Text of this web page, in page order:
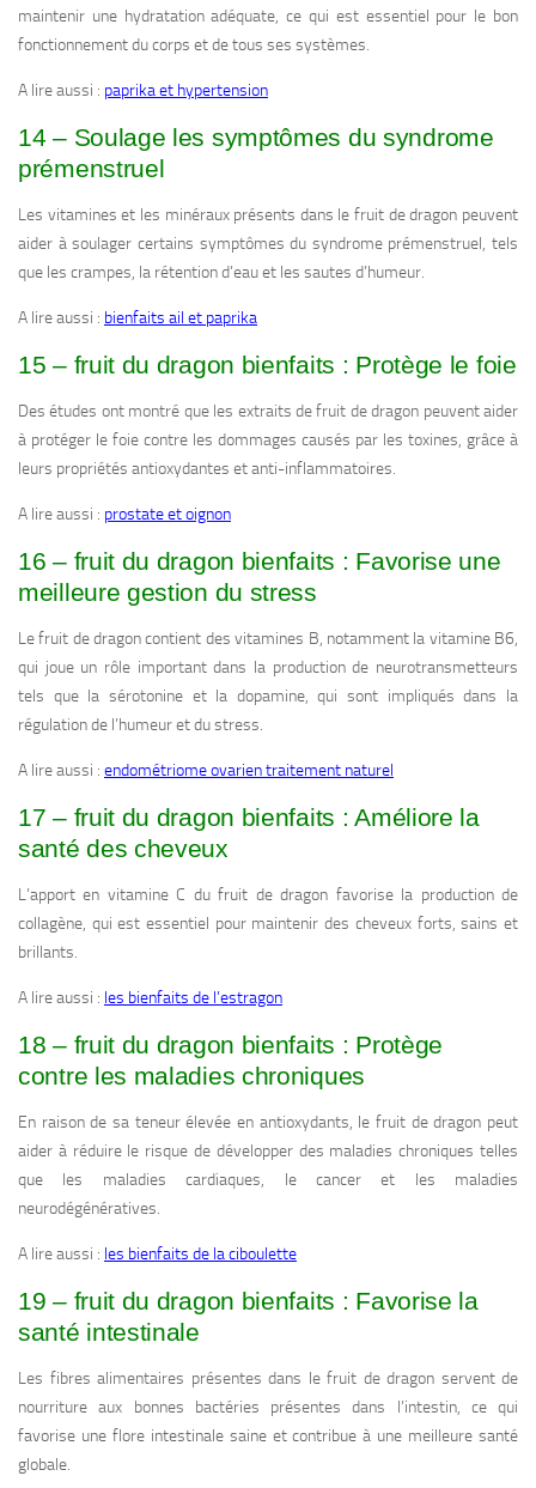
maintenir une hydratation adéquate, ce qui est essentiel pour le bon
fonctionnement du corps et de tous ses systèmes.
A lire aussi : paprika et hypertension
14 – Soulage les symptômes du syndrome
prémenstruel
Les vitamines et les minéraux présents dans le fruit de dragon peuvent
aider à soulager certains symptômes du syndrome prémenstruel, tels
que les crampes, la rétention d’eau et les sautes d’humeur.
A lire aussi : bienfaits ail et paprika
15 – fruit du dragon bienfaits : Protège le foie
Des études ont montré que les extraits de fruit de dragon peuvent aider
à protéger le foie contre les dommages causés par les toxines, grâce à
leurs propriétés antioxydantes et anti-inflammatoires.
A lire aussi : prostate et oignon
16 – fruit du dragon bienfaits : Favorise une
meilleure gestion du stress
Le fruit de dragon contient des vitamines B, notamment la vitamine B6,
qui joue un rôle important dans la production de neurotransmetteurs
tels que la sérotonine et la dopamine, qui sont impliqués dans la
régulation de l’humeur et du stress.
A lire aussi : endométriome ovarien traitement naturel
17 – fruit du dragon bienfaits : Améliore la
santé des cheveux
L’apport en vitamine C du fruit de dragon favorise la production de
collagène, qui est essentiel pour maintenir des cheveux forts, sains et
brillants.
A lire aussi : les bienfaits de l’estragon
18 – fruit du dragon bienfaits : Protège
contre les maladies chroniques
En raison de sa teneur élevée en antioxydants, le fruit de dragon peut
aider à réduire le risque de développer des maladies chroniques telles
que les maladies cardiaques, le cancer et les maladies
neurodégénératives.
A lire aussi : les bienfaits de la ciboulette
19 – fruit du dragon bienfaits : Favorise la
santé intestinale
Les fibres alimentaires présentes dans le fruit de dragon servent de
nourriture aux bonnes bactéries présentes dans l’intestin, ce qui
favorise une flore intestinale saine et contribue à une meilleure santé
globale.